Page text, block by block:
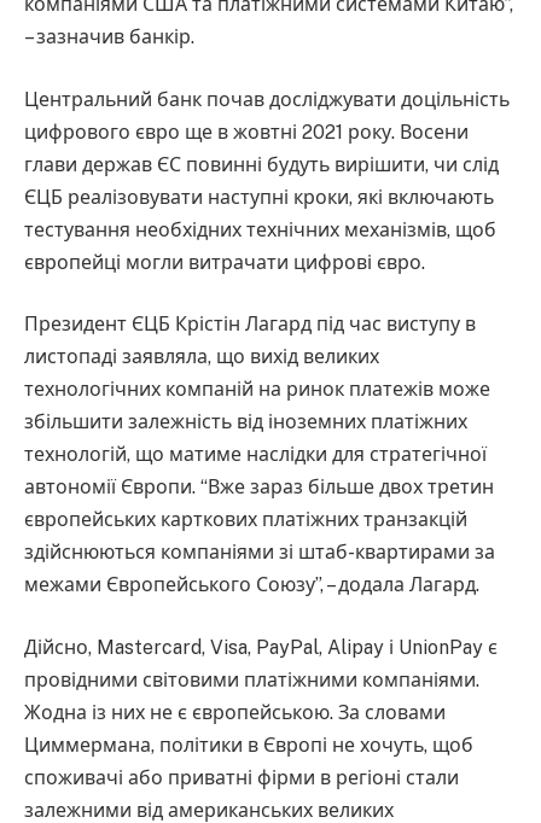
– зазначив банкір.
Центральний банк почав досліджувати доцільність
цифрового євро ще в жовтні 2021 року. Восени
глави держав ЄС повинні будуть вирішити, чи слід
ЄЦБ реалізовувати наступні кроки, які включають
тестування необхідних технічних механізмів, щоб
європейці могли витрачати цифрові євро.
Президент ЄЦБ Крістін Лагард під час виступу в
листопаді заявляла, що вихід великих
технологічних компаній на ринок платежів може
збільшити залежність від іноземних платіжних
технологій, що матиме наслідки для стратегічної
автономії Європи. “Вже зараз більше двох третин
європейських карткових платіжних транзакцій
здійснюються компаніями зі штаб-квартирами за
межами Європейського Союзу”, – додала Лагард.
Дійсно, Mastercard, Visa, PayPal, Alipay і UnionPay є
провідними світовими платіжними компаніями.
Жодна із них не є європейською. За словами
Циммермана, політики в Європі не хочуть, щоб
споживачі або приватні фірми в регіоні стали
залежними від американських великих